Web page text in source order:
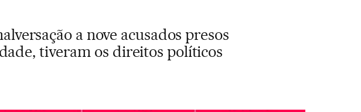
a nove acusados presos
tiveram os direitos políticos